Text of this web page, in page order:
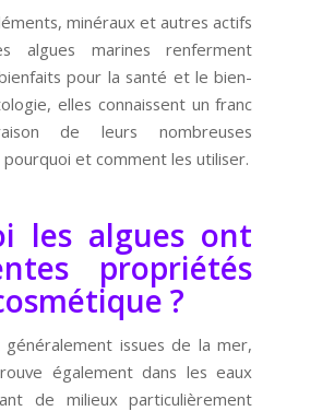
minéraux et autres actifs
algues marines renferment
pour la santé et le bien-
elles connaissent un franc
de leurs nombreuses
et comment les utiliser.
les algues ont
propriétés
?
généralement issues de la mer,
également dans les eaux
de milieux particulièrement